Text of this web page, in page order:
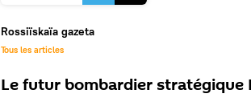
Rossiïskaïa gazeta
Tous les articles
Le futur bombardier stratégique